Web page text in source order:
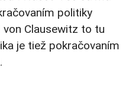
politiky
Clausewitz to tu
je tiež pokračovaním